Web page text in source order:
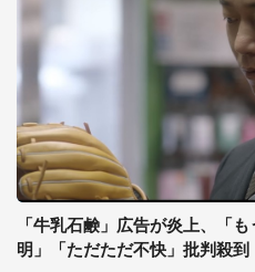
「牛乳石鹸」広告が炎上、「
明」「ただただ不快」批判殺到